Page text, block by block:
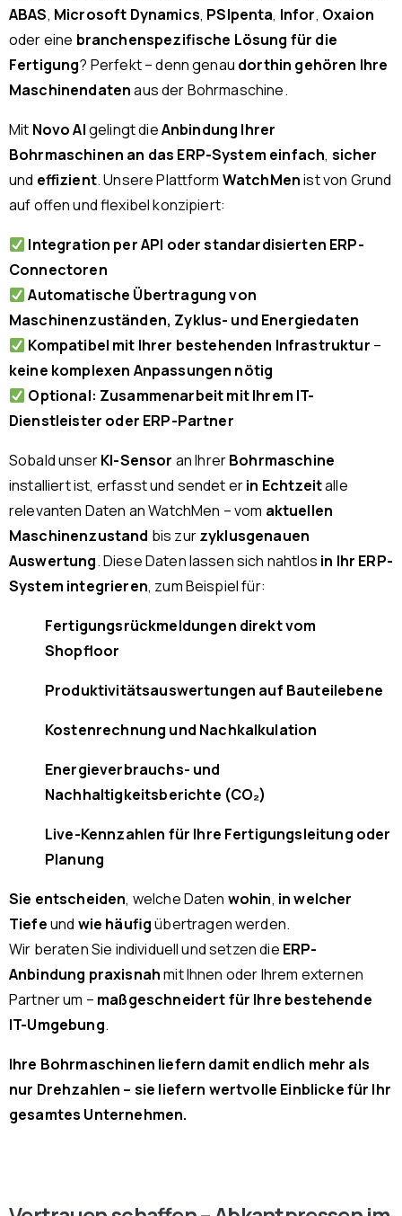
ABAS, Microsoft Dynamics, PSIpenta, Infor, Oxaion
oder eine branchenspezifische Lösung für die
Fertigung? Perfekt – denn genau dorthin gehören Ihre
Maschinendatenaus der Bohrmaschine.
Mit Novo AIgelingt dieAnbindung Ihrer
Bohrmaschinen an das ERP-System einfach, sicher
und effizient. Unsere Plattform WatchMenist von Grund
auf offen und flexibel konzipiert:
Integration per API oder standardisierten ERP-
Connectoren
Automatische Übertragung von
Maschinenzuständen, Zyklus- und Energiedaten
Kompatibel mit Ihrer bestehenden Infrastruktur –
keine komplexen Anpassungen nötig
Optional: Zusammenarbeit mit Ihrem IT-
Dienstleister oder ERP-Partner
Sobald unserKI-Sensor an IhrerBohrmaschine
installiert ist, erfasst und sendet erin Echtzeitalle
relevanten Daten an WatchMen – vom aktuellen
Maschinenzustand bis zurzyklusgenauen
Auswertung. Diese Daten lassen sich nahtlos in Ihr ERP-
System integrieren, zum Beispiel für:
Fertigungsrückmeldungen direkt vom
Shopfloor
Produktivitätsauswertungen auf Bauteilebene
Kostenrechnung und Nachkalkulation
Energieverbrauchs- und
Nachhaltigkeitsberichte (CO₂)
Live-Kennzahlen für Ihre Fertigungsleitung oder
Planung
Sie entscheiden, welche Daten wohin, in welcher
Tiefeund wie häufigübertragen werden.
Wir beraten Sie individuell und setzen die ERP-
Anbindung praxisnahmit Ihnen oder Ihrem externen
Partner um – maßgeschneidert für Ihre bestehende
IT-Umgebung.
Ihre Bohrmaschinen liefern damit endlich mehr als
nur Drehzahlen – sie liefern wertvolle Einblicke für Ihr
gesamtes Unternehmen.